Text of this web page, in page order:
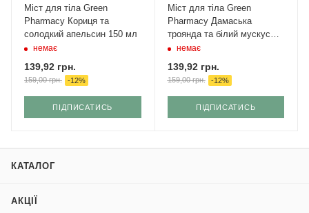
Міст для тіла Green
Pharmacy Кориця та
солодкий апельсин 150 мл
немає
139,92 грн.
159,00грн. -12%
ПІДПИСАТИСЬ
Міст для тіла Green
Pharmacy Дамаська
троянда та білий мускус
150 мл
немає
139,92грн.
159,00грн. -12%
ПІДПИСАТИСЬ
КАТАЛОГ
АКЦІЇ